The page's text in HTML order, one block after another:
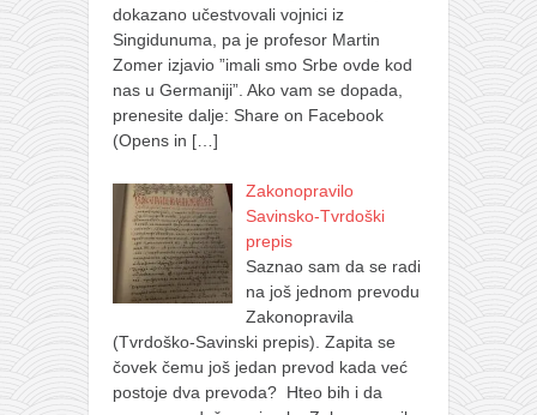
dokazano učestvovali vojnici iz
Singidunuma, pa je profesor Martin
Zomer izjavio ”imali smo Srbe ovde kod
nas u Germaniji”. Ako vam se dopada,
prenesite dalje: Share on Facebook
(Opens in […]
Zakonopravilo
Savinsko-Tvrdoški
prepis
Saznao sam da se radi
na još jednom prevodu
Zakonopravila
(Tvrdoško-Savinski prepis). Zapita se
čovek čemu još jedan prevod kada već
postoje dva prevoda? Hteo bih i da